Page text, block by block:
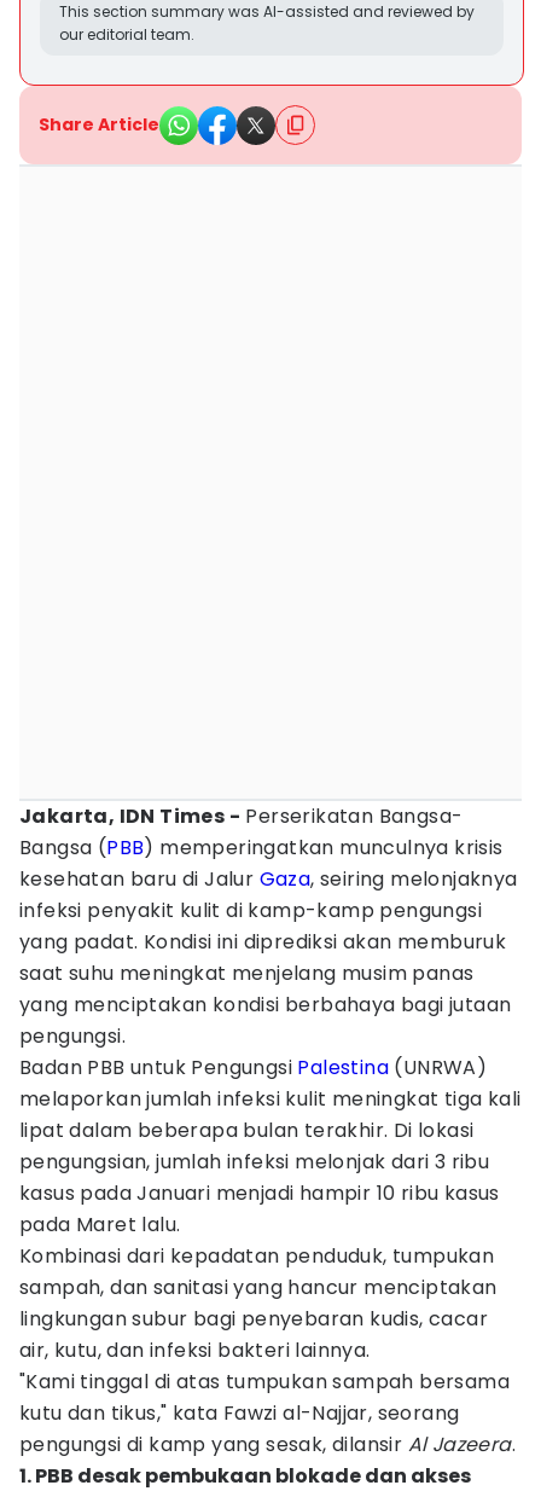
This section summary was AI-assisted and reviewed by
our editorial team.
Share Article
Jakarta, IDN Times - Perserikatan Bangsa-
Bangsa (PBB) memperingatkan munculnya krisis
kesehatan baru di Jalur Gaza, seiring melonjaknya
infeksi penyakit kulit di kamp-kamp pengungsi
yang padat. Kondisi ini diprediksi akan memburuk
saat suhu meningkat menjelang musim panas
yang menciptakan kondisi berbahaya bagi jutaan
pengungsi.
Badan PBB untuk Pengungsi Palestina (UNRWA)
melaporkan jumlah infeksi kulit meningkat tiga kali
lipat dalam beberapa bulan terakhir. Di lokasi
pengungsian, jumlah infeksi melonjak dari 3 ribu
kasus pada Januari menjadi hampir 10 ribu kasus
pada Maret lalu.
Kombinasi dari kepadatan penduduk, tumpukan
sampah, dan sanitasi yang hancur menciptakan
lingkungan subur bagi penyebaran kudis, cacar
air, kutu, dan infeksi bakteri lainnya.
"Kami tinggal di atas tumpukan sampah bersama
kutu dan tikus," kata Fawzi al-Najjar, seorang
pengungsi di kamp yang sesak, dilansir Al Jazeera.
1. PBB desak pembukaan blokade dan akses